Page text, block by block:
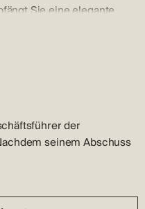
Sie eine elegante
lichtdurchflutete
führt. Dieser
ein und öffnet sich zu
Terrasse genießen Sie
und der private
zusätzlichen Charme –
und traumhaften
Schlafzimmer,
einer luxuriösen
der
seinem Abschuss
der Universität in
professionelle
Šibenik.